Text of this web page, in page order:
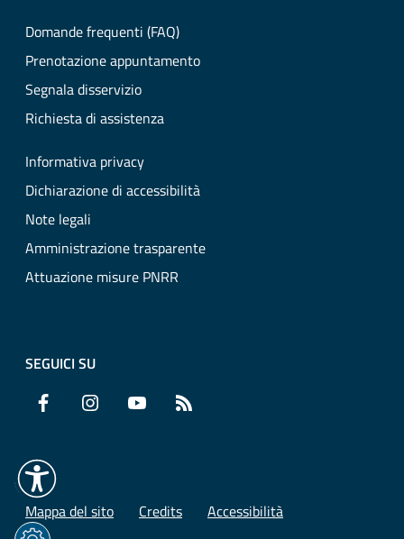
Domande frequenti (FAQ)
Prenotazione appuntamento
Segnala disservizio
Richiesta di assistenza
Informativa privacy
Dichiarazione di accessibilità
Note legali
Amministrazione trasparente
Attuazione misure PNRR
SEGUICI SU
Facebook Instagram YouTube
Mappa del sito Credits Accessibilità